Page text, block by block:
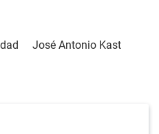
José Antonio Kast